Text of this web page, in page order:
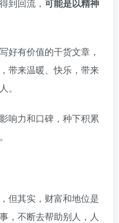
到回流， 可能是以精神
好有价值的干货文章，
带来温暖、快乐，带来
。
响力和口碑，种下积累
但其实，财富和地位是
，不断去帮助别人，人